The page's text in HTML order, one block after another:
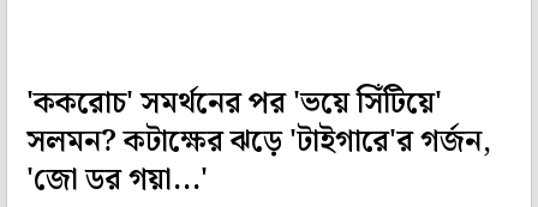
'ককরোচ' সমর্থনের পর 'ভয়ে সিঁটিয়ে'
সলমন? কটাক্ষের ঝড়ে 'টাইগারে'র গর্জন,
'জো ডর গয়া...'